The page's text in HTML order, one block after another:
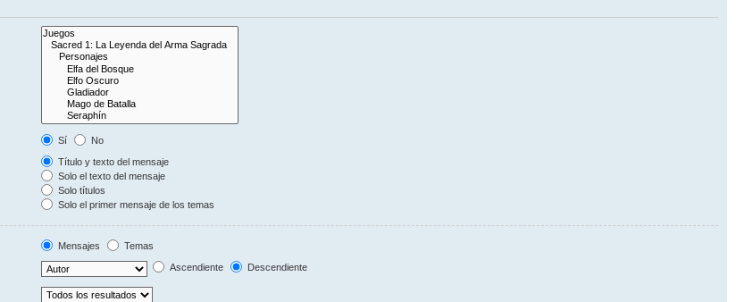
Sí
No
Título y texto del mensaje
Solo el texto del mensaje
Solo títulos
Solo el primer mensaje de los temas
Mensajes
Temas
Ascendiente Descendiente